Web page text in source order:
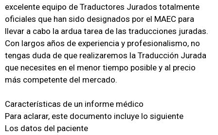
excelente equipo de Traductores Jurados totalmente
oficiales que han sido designados por el MAEC para
llevar a cabo la ardua tarea de las traducciones juradas.
Con largos años de experiencia y profesionalismo, no
tengas duda de que realizaremos la Traducción Jurada
que necesites en el menor tiempo posible y al precio
más competente del mercado.
Características de un informe médico
Para aclarar, este documento incluye lo siguiente
Los datos del paciente